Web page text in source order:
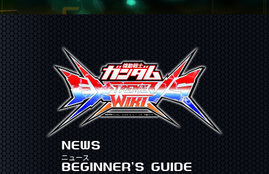
NEWS
ニュース
BEGINNER'S GUIDE